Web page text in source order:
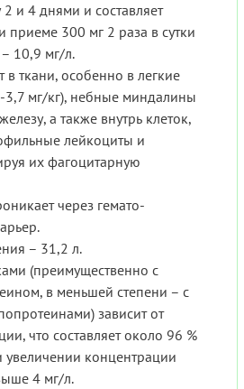
2 и 4 днями и составляет
приеме 300 мг 2 раза в сутки
10,9 мг/л.
ткани, особенно в легкие
3,7 мг/кг), небные миндалины
а также внутрь клеток,
лейкоциты и
их фагоцитарную
через гемато-
– 31,2 л.
(преимущественно с
в меньшей степени – с
зависит от
что составляет около 96 %
увеличении концентрации
4 мг/л.